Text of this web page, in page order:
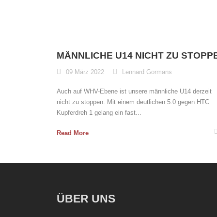
MÄNNLICHE U14 NICHT ZU
09 März 2022 Lennard Gormans
Auch auf WHV-Ebene ist unsere männliche U14 derzeit
nicht zu stoppen. Mit einem deutlichen 5:0 gegen HTC
Kupferdreh 1 gelang ein fast...
Read More
ÜBER UNS